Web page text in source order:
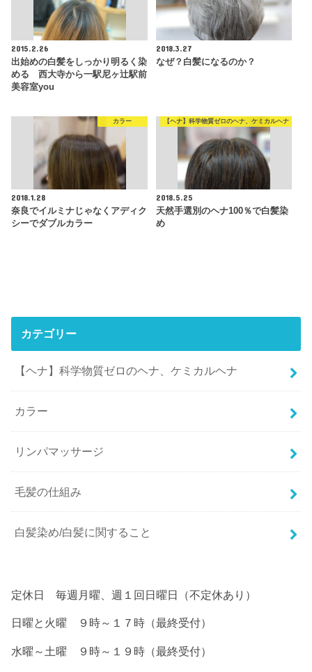
2015.2.26
出始めの白髪をしっかり明るく染
める 西大寺から一駅尼ヶ辻駅前
美容室you
2018.3.27
なぜ？白髪になるのか？
カラー
2018.1.28
奈良でイルミナじゃなくアディク
シーでダブルカラー
【ヘナ】科学物質ゼロのヘナ、ケミカルヘナ
2018.5.25
天然手選別のヘナ100％で白髪染
め
カテゴリー
【ヘナ】科学物質ゼロのヘナ、ケミカルヘナ
カラー
リンパマッサージ
毛髪の仕組み
白髪染め/白髪に関すること
定休日 毎週月曜、週１回日曜日（不定休あり）
日曜と火曜 ９時～１７時（最終受付）
水曜～土曜 ９時～１９時（最終受付）